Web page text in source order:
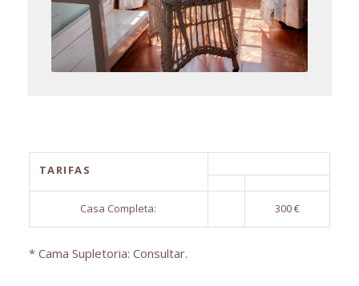
TARIFAS
Casa Completa: 300 €
* Cama Supletoria: Consultar.